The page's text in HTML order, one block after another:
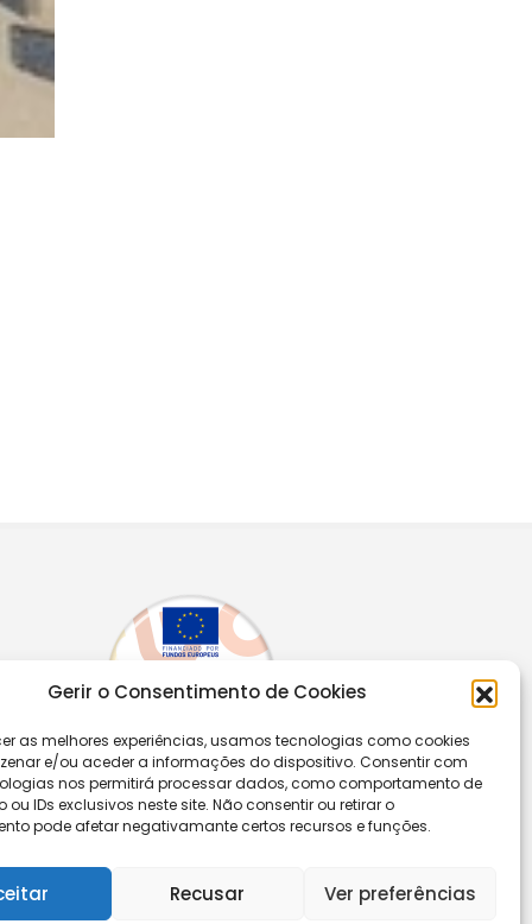
Gerir o Consentimento de Cookies
as melhores experiências, usamos tecnologias como cookies
e/ou aceder a informações do dispositivo. Consentir com
nos permitirá processar dados, como comportamento de
IDs exclusivos neste site. Não consentir ou retirar o
pode afetar negativamante certos recursos e funções.
Recusar Ver preferências